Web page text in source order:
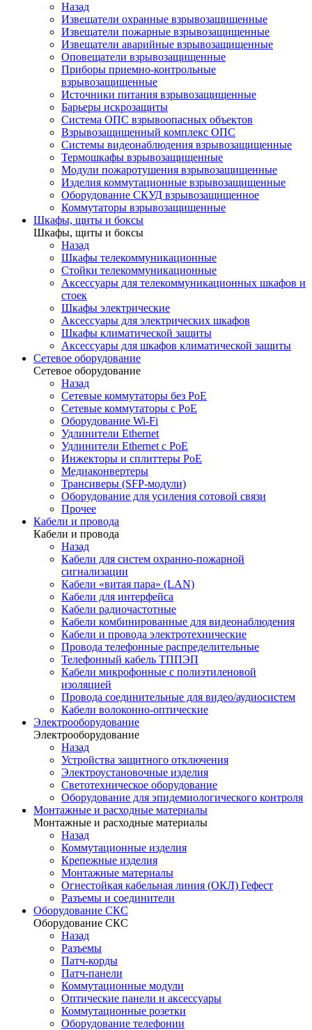
Назад
Извещатели охранные взрывозащищенные
Извещатели пожарные взрывозащищенные
Извещатели аварийные взрывозащищенные
Оповещатели взрывозащищенные
Приборы приемно-контрольные
взрывозащищенные
Источники питания взрывозащищенные
Барьеры искрозащиты
Система ОПС взрывоопасных объектов
Взрывозащищенный комплекс ОПС
Системы видеонаблюдения взрывозащищенные
Термошкафы взрывозащищенные
Модули пожаротушения взрывозащищенные
Изделия коммутационные взрывозащищенные
Оборудование СКУД взрывозащищенное
Коммутаторы взрывозащищенные
Шкафы, щиты и боксы
Шкафы, щиты и боксы
Назад
Шкафы телекоммуникационные
Стойки телекоммуникационные
Аксессуары для телекоммуникационных шкафов и
стоек
Шкафы электрические
Аксессуары для электрических шкафов
Шкафы климатической защиты
Аксессуары для шкафов климатической защиты
Сетевое оборудование
Сетевое оборудование
Назад
Сетевые коммутаторы без PoE
Сетевые коммутаторы с PoE
Оборудование Wi-Fi
Удлинители Ethernet
Удлинители Ethernet с PoE
Инжекторы и сплиттеры PoE
Медиаконвертеры
Трансиверы (SFP-модули)
Оборудование для усиления сотовой связи
Прочее
Кабели и провода
Кабели и провода
Назад
Кабели для систем охранно-пожарной
сигнализации
Кабели «витая пара» (LAN)
Кабели для интерфейса
Кабели радиочастотные
Кабели комбинированные для видеонаблюдения
Кабели и провода электротехнические
Провода телефонные распределительные
Телефонный кабель ТППЭП
Кабели микрофонные с полиэтиленовой
изоляцией
Провода соединительные для видео/аудиосистем
Кабели волоконно-оптические
Электрооборудование
Электрооборудование
Назад
Устройства защитного отключения
Электроустановочные изделия
Светотехническое оборудование
Оборудование для эпидемиологического контроля
Монтажные и расходные материалы
Монтажные и расходные материалы
Назад
Коммутационные изделия
Крепежные изделия
Монтажные материалы
Огнестойкая кабельная линия (ОКЛ) Гефест
Разъемы и соединители
Оборудование СКС
Оборудование СКС
Назад
Разъемы
Патч-корды
Патч-панели
Коммутационные модули
Оптические панели и аксессуары
Коммутационные розетки
Оборудование телефонии